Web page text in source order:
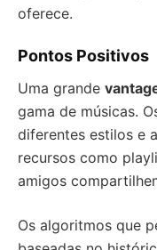
oferece.
Pontos Positivos
Uma grande
gama de músicas.
diferentes estilos e
recursos como
amigos
Os algoritmos que